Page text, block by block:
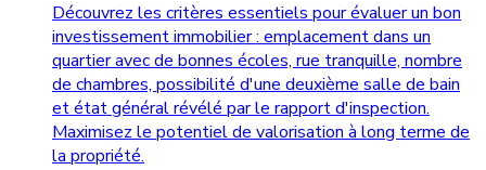
Découvrez les critères essentiels pour évaluer un bon
investissement immobilier : emplacement dans un
quartier avec de bonnes écoles, rue tranquille, nombre
de chambres, possibilité d'une deuxième salle de bain
et état général révélé par le rapport d'inspection.
Maximisez le potentiel de valorisation à long terme de
la propriété.